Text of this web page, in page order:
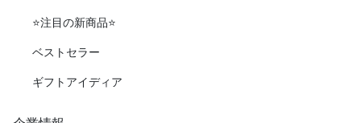
⭐️注目の新商品⭐️
ベストセラー
ギフトアイディア